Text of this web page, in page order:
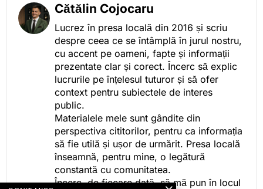
Cătălin Cojocaru
Lucrez în presa locală din 2016 și scriu
despre ceea ce se întâmplă în jurul nostru,
cu accent pe oameni, fapte și informații
prezentate clar și corect. Încerc să explic
lucrurile pe înțelesul tuturor și să ofer
context pentru subiectele de interes
public.
Materialele mele sunt gândite din
perspectiva cititorilor, pentru ca informația
să fie utilă și ușor de urmărit. Presa locală
înseamnă, pentru mine, o legătură
constantă cu comunitatea.
Încerc, de fiecare dată, să mă pun în locul